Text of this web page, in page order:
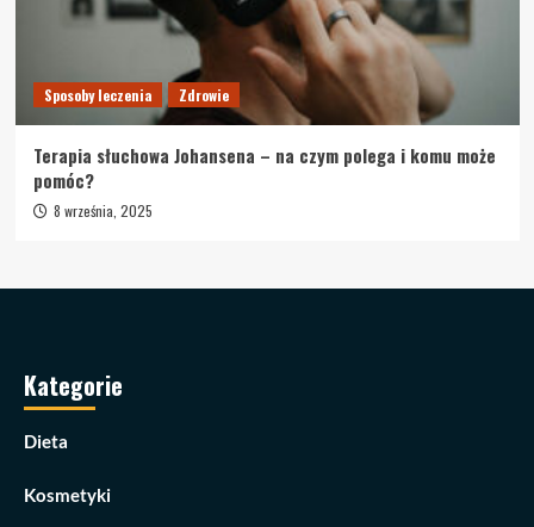
Sposoby leczenia Zdrowie
Terapia słuchowa Johansena – na czym polega i komu może
pomóc?
8 września, 2025
Kategorie
Dieta
Kosmetyki